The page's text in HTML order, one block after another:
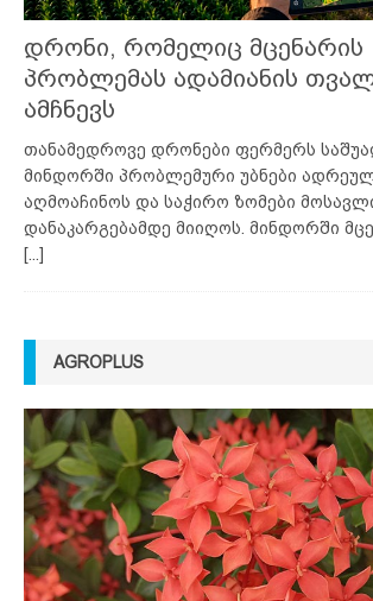
დრონი, რომელიც მცენარის
პრობლემას ადამიანის
ამჩნევს
თანამედროვე დრონები ფერმერს
მინდორში პრობლემური უბნები
აღმოაჩინოს და საჭირო ზომები
დანაკარგებამდე მიიღოს. მინდორში
[...]
AGROPLUS